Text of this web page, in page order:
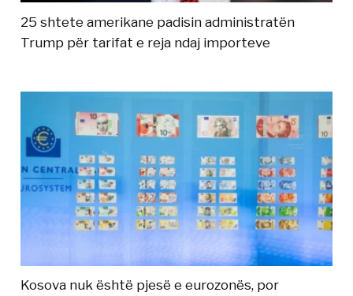
25 shtete amerikane padisin administratën
Trump për tarifat e reja ndaj importeve
Kosova nuk është pjesë e eurozonës, por